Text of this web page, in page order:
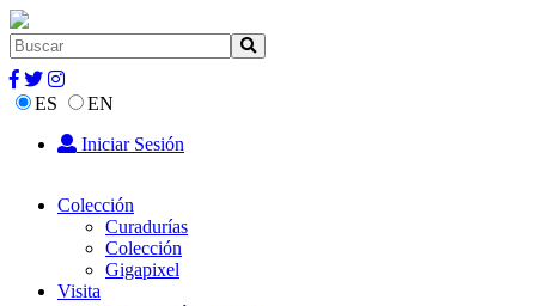
ES
EN
Iniciar Sesión
Colección
Curadurías
Colección
Gigapixel
Visita